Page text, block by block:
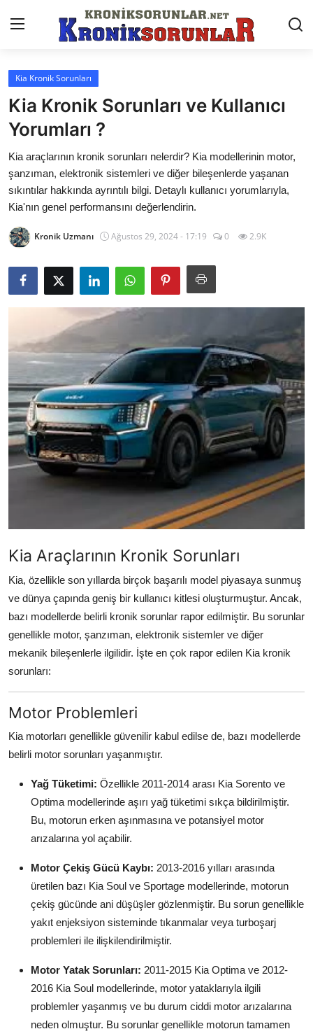
Anasayfa
Markalar
İletişim
Trafik & Cezalar
Sigorta & Kasko
Vergi & ÖTV & MTV
Muayene & Ruhsat
Sorgulamalar
İkinci El & Alım-Satım
Bakım & Arıza Çözümleri
Elektrikli & Hibrit
Kiralama & Filo
Sürüş & Güvenlik
Lastik & Jant
LPG & Yakıt
Elektrik & Akü
Klima & Konfor
Aydınlatma & Görüş
Şanzıman & Aktarma
Dizel Sistemler
Multimedya & Elektronik
Kia Kronik Sorunları
Kia Kronik Sorunları ve Kullanıcı
Yorumları ?
Kia araçlarının kronik sorunları nelerdir? Kia modellerinin motor,
şanzıman, elektronik sistemleri ve diğer bileşenlerde yaşanan
sıkıntılar hakkında ayrıntılı bilgi. Detaylı kullanıcı yorumlarıyla,
Kia'nın genel performansını değerlendirin.
Kronik Uzmanı Ağustos 29, 2024 - 17:19 0 2.9K
Kia Araçlarının Kronik Sorunları
Kia, özellikle son yıllarda birçok başarılı model piyasaya sunmuş
ve dünya çapında geniş bir kullanıcı kitlesi oluşturmuştur. Ancak,
bazı modellerde belirli kronik sorunlar rapor edilmiştir. Bu sorunlar
genellikle motor, şanzıman, elektronik sistemler ve diğer
mekanik bileşenlerle ilgilidir. İşte en çok rapor edilen Kia kronik
sorunları:
Motor Problemleri
Kia motorları genellikle güvenilir kabul edilse de, bazı modellerde
belirli motor sorunları yaşanmıştır.
Yağ Tüketimi: Özellikle 2011-2014 arası Kia Sorento ve
Optima modellerinde aşırı yağ tüketimi sıkça bildirilmiştir.
Bu, motorun erken aşınmasına ve potansiyel motor
arızalarına yol açabilir.
Motor Çekiş Gücü Kaybı: 2013-2016 yılları arasında
üretilen bazı Kia Soul ve Sportage modellerinde, motorun
çekiş gücünde ani düşüşler gözlenmiştir. Bu sorun genellikle
yakıt enjeksiyon sisteminde tıkanmalar veya turboşarj
problemleri ile ilişkilendirilmiştir.
Motor Yatak Sorunları: 2011-2015 Kia Optima ve 2012-
2016 Kia Soul modellerinde, motor yataklarıyla ilgili
problemler yaşanmış ve bu durum ciddi motor arızalarına
neden olmuştur. Bu sorunlar genellikle motorun tamamen